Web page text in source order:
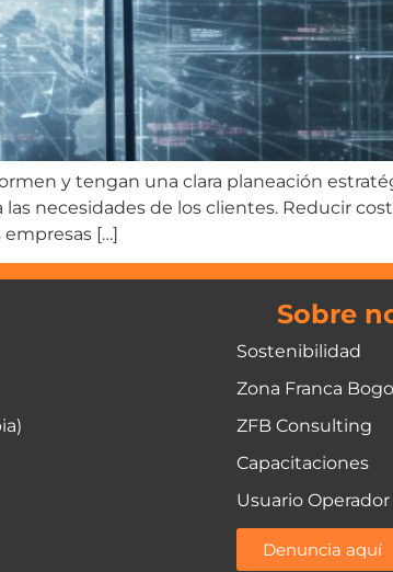
y tengan una clara planeación
necesidades de los clientes. Reducir
[…]
Sobre
Sostenibilidad
Zona Franca
ZFB Consulting
Capacitaciones
Usuario Operador
Denuncia aquí